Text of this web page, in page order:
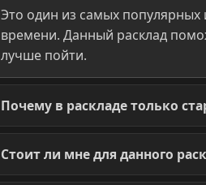
Это один из самых популярных
времени. Данный расклад
лучше пойти.
Почему в раскладе только
Стоит ли мне для данного